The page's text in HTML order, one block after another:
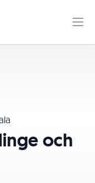
och